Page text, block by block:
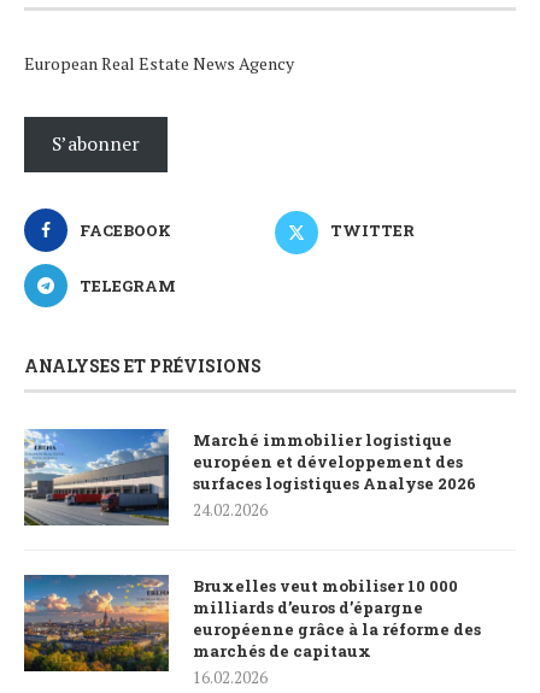
European Real Estate News Agency
S’abonner
FACEBOOK TWITTER
TELEGRAM
ANALYSES ET PRÉVISIONS
Marché immobilier logistique
européen et développement des
surfaces logistiques Analyse 2026
24.02.2026
Bruxelles veut mobiliser 10 000
milliards d’euros d’épargne
européenne grâce à la réforme des
marchés de capitaux
16.02.2026